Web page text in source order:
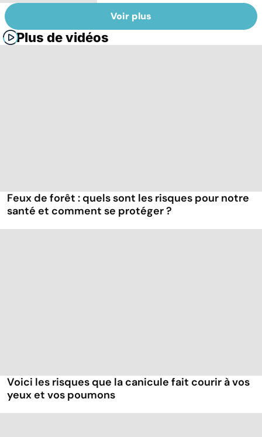
Voir plus
Plus de vidéos
Feux de forêt : quels sont les risques pour notre
santé et comment se protéger ?
Voici les risques que la canicule fait courir à vos
yeux et vos poumons